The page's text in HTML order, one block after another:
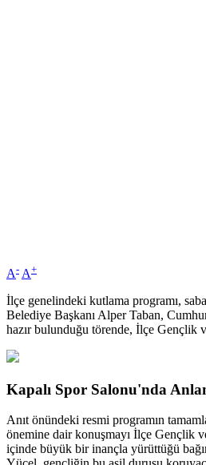
A- A+
İlçe genelindeki kutlama programı,
Belediye Başkanı Alper Taban,
hazır bulunduğu törende, İlçe Gençlik
Kapalı Spor Salonu'nda
Anıt önündeki resmi programın
önemine dair konuşmayı İlçe Gençlik
içinde büyük bir inançla yürüttüğü